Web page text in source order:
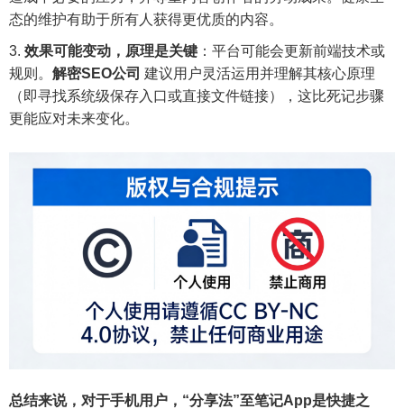
态的维护有助于所有人获得更优质的内容。
效果可能变动，原理是关键 ：平台可能会更新前端技术或
规则。 解密SEO公司 建议用户灵活运用并理解其核心原理
（即寻找系统级保存入口或直接文件链接），这比死记步骤
更能应对未来变化。
总结来说，对于手机用户，“分享法”至笔记App是快捷之